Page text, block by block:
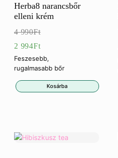
Herba8 narancsbőr
elleni krém
4 990Ft
Eredeti
ár:
4
990Ft.
2 994Ft
Jelenlegi
ár:
2
Feszesebb,
rugalmasabb bőr
Kosárba